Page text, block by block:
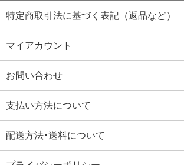
特定商取引法に基づく表記（返品など）
マイアカウント
お問い合わせ
支払い方法について
配送方法･送料について